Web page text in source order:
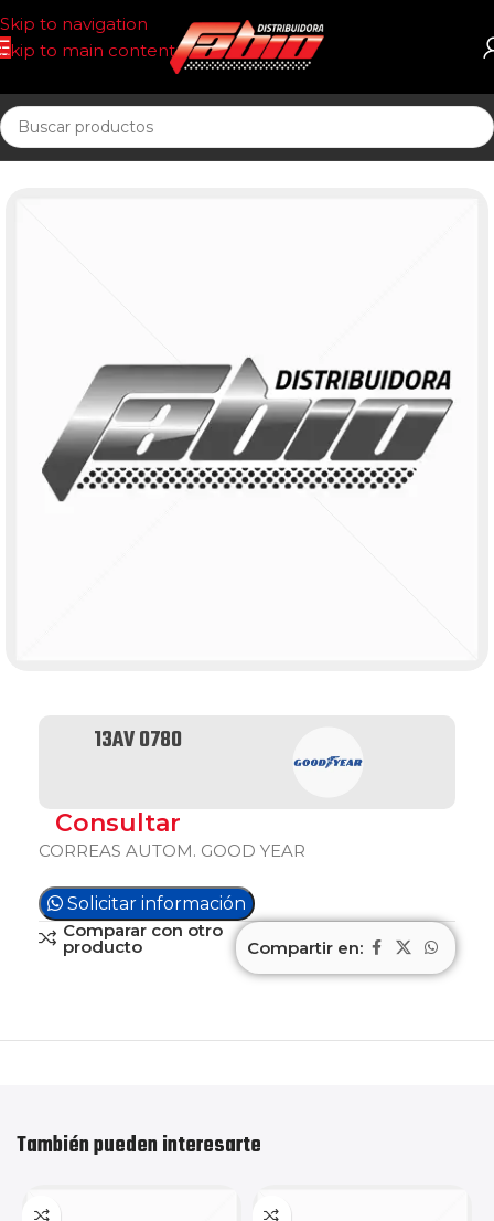
Skip to navigation
Skip to main content
Inicio CORREAS AUTOMOTOR 13AV
13AV 0780
Consultar
CORREAS AUTOM. GOOD YEAR
Solicitar información
Comparar con otro
producto Compartir en:
También pueden interesarte